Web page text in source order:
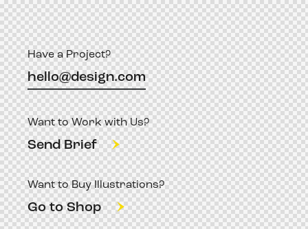
Have a Project?
hello@design.com
Want to Work with Us?
Send Brief
Want to Buy Illustrations?
Go to Shop